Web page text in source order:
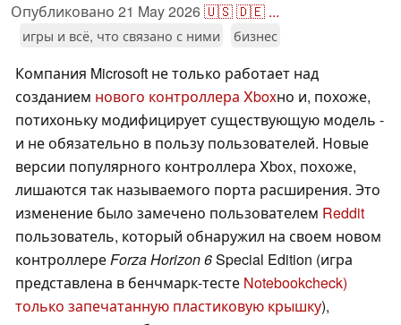
Опубликовано 21 May 2026🇺🇸🇩🇪 ...
игры и всё, что связано с ними бизнес
Компания Microsoft не только работает над
созданием нового контроллера Xboxно и, похоже,
потихоньку модифицирует существующую модель -
и не обязательно в пользу пользователей. Новые
версии популярного контроллера Xbox, похоже,
лишаются так называемого порта расширения. Это
изменение было замечено пользователем Reddit
пользователь, который обнаружил на своем новом
контроллереForza Horizon 6Special Edition (игра
представлена в бенчмарк-тесте Notebookcheck)
только запечатанную пластиковую крышку),